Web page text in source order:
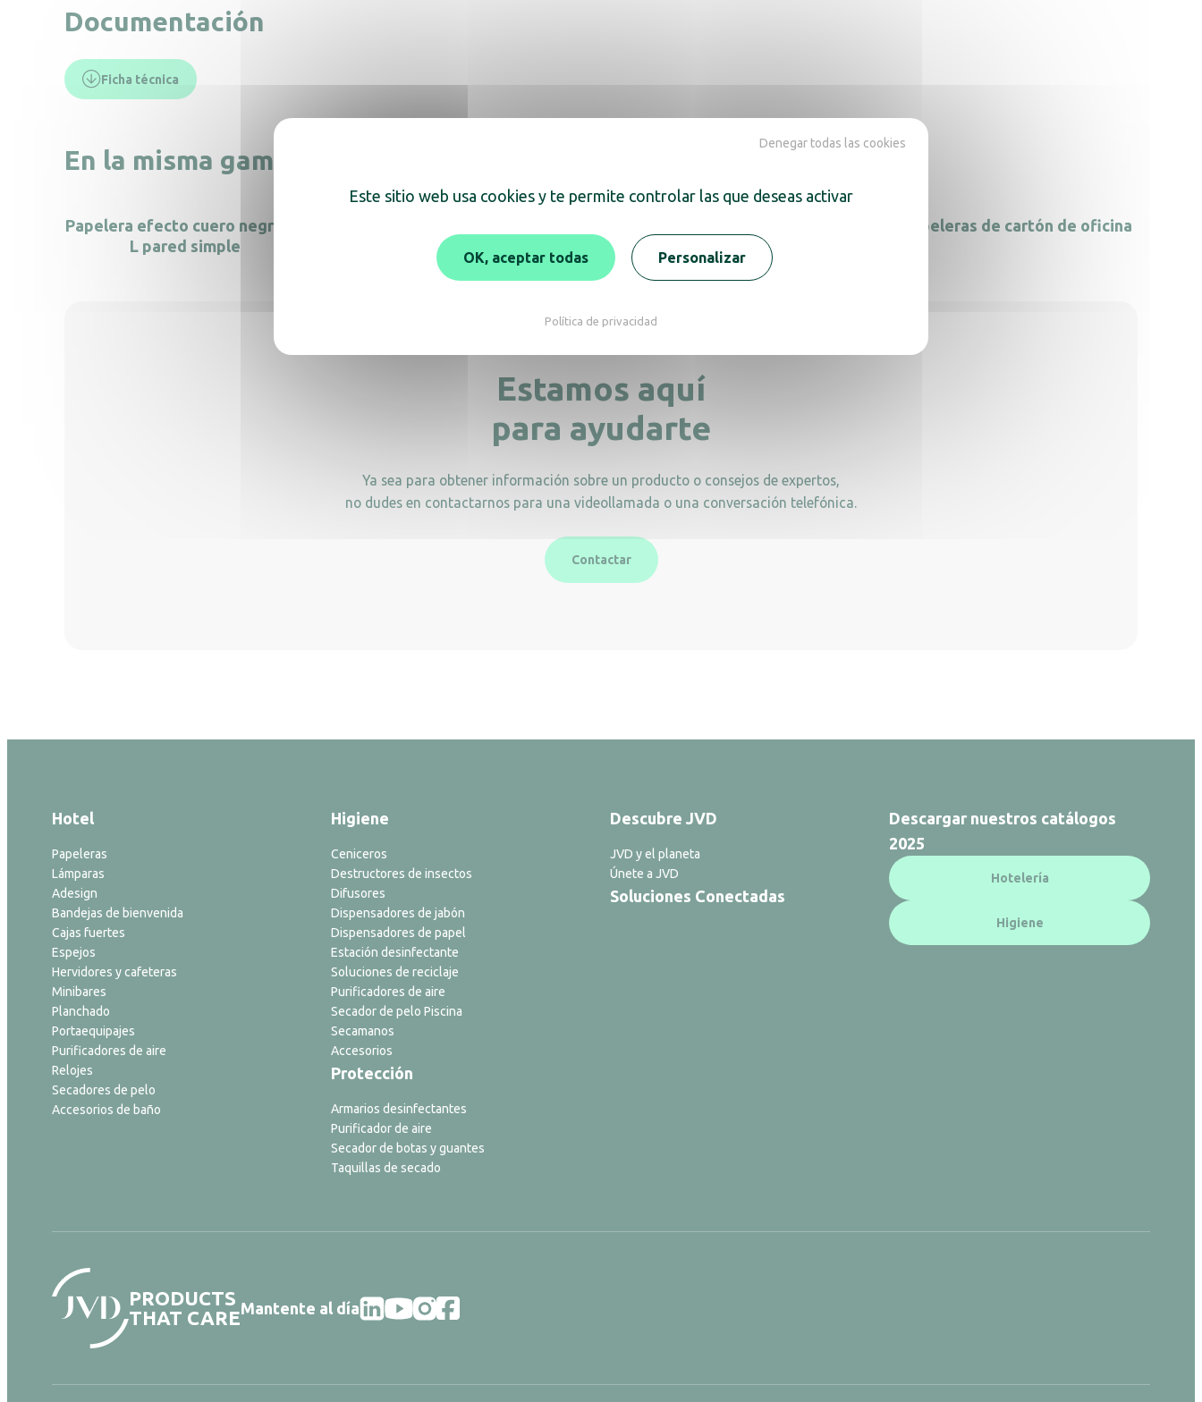
Documentación
Ficha técnica
En la misma gama, descubra también
Papelera efecto cuero negro 10
L pared simple
Papeleras de cartón de oficina
Estamos aquí
para ayudarte
Ya sea para obtener información sobre un producto o consejos de expertos,
no dudes en contactarnos para una videollamada o una conversación telefónica.
Contactar
Hotel
Papeleras
Lámparas
Adesign
Bandejas de bienvenida
Cajas fuertes
Espejos
Hervidores y cafeteras
Minibares
Planchado
Portaequipajes
Purificadores de aire
Relojes
Secadores de pelo
Accesorios de baño
Higiene
Ceniceros
Destructores de insectos
Difusores
Dispensadores de jabón
Dispensadores de papel
Estación desinfectante
Soluciones de reciclaje
Purificadores de aire
Secador de pelo Piscina
Secamanos
Accesorios
Protección
Armarios desinfectantes
Purificador de aire
Secador de botas y guantes
Taquillas de secado
Descubre JVD
JVD y el planeta
Únete a JVD
Soluciones Conectadas
Descargar nuestros catálogos
2025
Hotelería
Higiene
PRODUCTS
THAT CAREMantente al día
Este sitio web usa cookies y te permite controlar las que deseas activar
OK, aceptar todas
Denegar todas las cookies
Personalizar
Política de privacidad